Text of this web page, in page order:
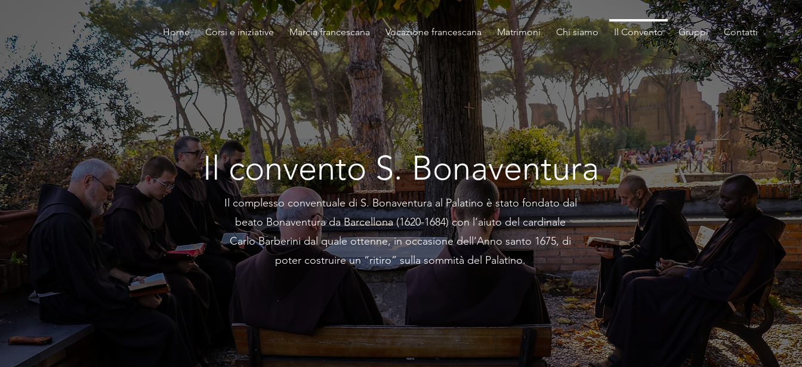
Home Corsi e iniziative Marcia francescana Vocazione francescana Matrimoni Chi siamo Il Convento Gruppi Contatti
Il convento S. Bonaventura
Il complesso conventuale di S. Bonaventura al Palatino è stato fondato dal
beato Bonaventura da Barcellona (1620-1684) con l’aiuto del cardinale
Carlo Barberini dal quale ottenne, in occasione dell’Anno santo 1675, di
poter costruire un “ritiro” sulla sommità del Palatino.